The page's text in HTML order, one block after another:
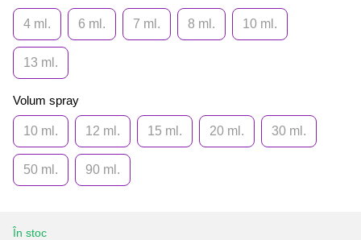
4 ml. 6 ml. 7 ml. 8 ml. 10 ml.
13 ml.
Volum spray
10 ml. 12 ml. 15 ml. 20 ml. 30 ml.
50 ml. 90 ml.
În stoc